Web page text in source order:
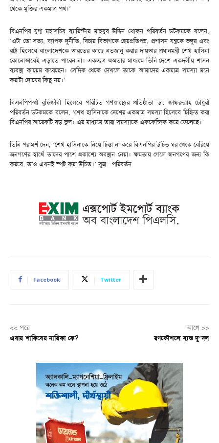
থেকে মুক্তির একমাত্র পথ।’
বিএনপির যুগ্ম মহাসচিব ব্যারিস্টার মাহবুব উদ্দিন খোকন পরিবর্তন ডটকমকে বলেন,
‘এটা তো সত্য, ব্যাপক দুর্নীতি, বিচার বিভাগকে হেয়প্রতিপন্ন, প্রশাসন যন্ত্রকে ভঙ্গুর এবং
রাষ্ট্র হিসেবে বাংলাদেশকে ভারতের কাছে নতজানু করার দায়ভার প্রধানমন্ত্রী শেখ হাসিনা
কোনোভাবেই এড়াতে পারেন না। একচ্ছত্র ক্ষমতার মাধ্যমে তিনি দেশে একদলীয় শাসন
ব্যবস্থা কায়েম করেছেন। সেদিক থেকে দেখলে তাকে আমাদের একমাত্র সমস্যা মনে
করাটা দোষের কিছু নয়।’
বিএনপিপন্থী বুদ্ধিজীবী হিসেবে পরিচিত গণস্বাস্থ্যের প্রতিষ্ঠাতা ডা. জাফরুল্লাহ চৌধুরী
পরিবর্তন ডটকমকে বলেন, ‘শেখ হাসিনাকে দেশের একমাত্র সমস্যা হিসেবে চিহ্নিত করা
বিএনপির আরেকটি বড় ভুল। এর মাধ্যমে তারা সমস্যাকে এককেন্দ্রিক করে ফেলেছে।’
তিনি পরামর্শ দেন, ‘শেখ হাসিনাকে নিয়ে চিন্তা না করে বিএনপির উচিত ঘর থেকে বেরিয়ে
জনগণের স্বার্থে তাদের পাশে প্রকাশ্যে অবস্থান নেয়া। ক্ষমতায় গেলে জনগণের জন্য কি
করবে, তাও এখনই স্পষ্ট করা উচিত।’ সূত্র : পরিবর্তন
Facebook Twitter
<< পরে
এবার শাকিবের নায়িকা কে?
আগে >>
রণকৌশলে ব্যস্ত দু’দল